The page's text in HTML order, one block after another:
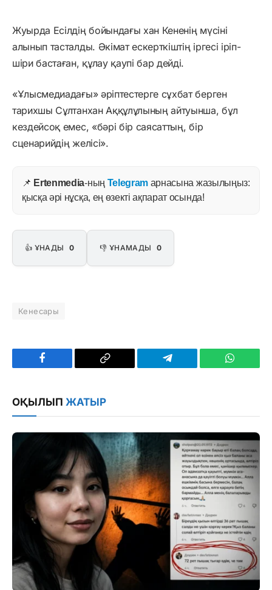
Жуырда Есілдің бойындағы хан Кененің мүсіні
алынып тасталды. Әкімат ескерткіштің іргесі іріп-
шіри бастаған, құлау қаупі бар дейді.
«Ұлысмедиадағы» әріптестерге сұхбат берген
тарихшы Сұлтанхан Аққұлұлының айтуынша, бұл
кездейсоқ емес, «бәрі бір саясаттың, бір
сценарийдің желісі».
📌 Ertenmedia-ның Telegram арнасына жазылыңыз:
қысқа әрі нұсқа, ең өзекті ақпарат осында!
👍 ҰНАДЫ 0 👎 ҰНАМАДЫ 0
Кенесары
Facebook
Copy
Telegram
ОҚЫЛЫП ЖАТЫР